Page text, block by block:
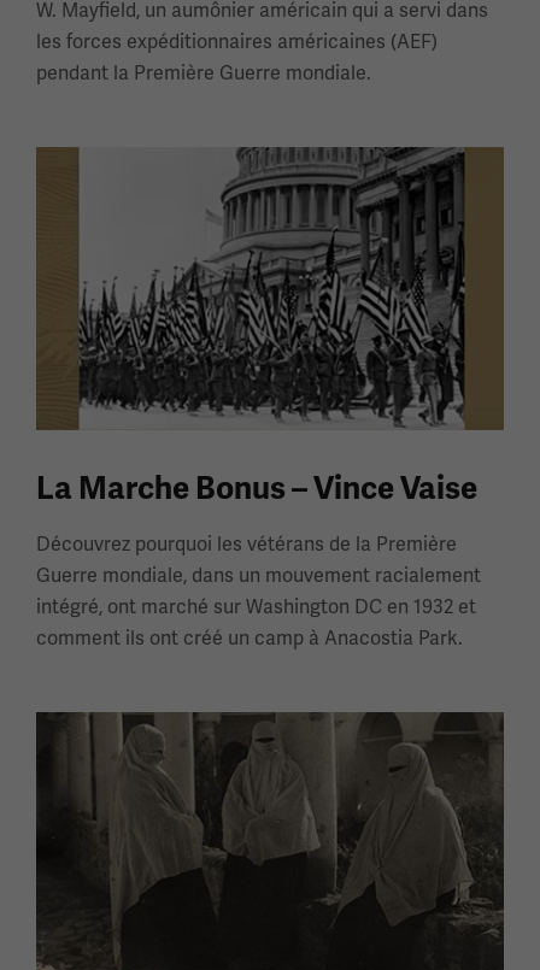
W. Mayfield, un aumônier américain qui a servi dans
les forces expéditionnaires américaines (AEF)
pendant la Première Guerre mondiale.
La Marche Bonus – Vince Vaise
Découvrez pourquoi les vétérans de la Première
Guerre mondiale, dans un mouvement racialement
intégré, ont marché sur Washington DC en 1932 et
comment ils ont créé un camp à Anacostia Park.